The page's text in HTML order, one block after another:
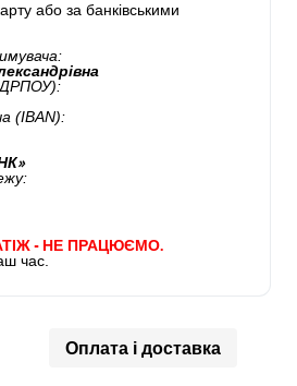
або за банківськими
(IBAN):
- НЕ ПРАЦЮЄМО.
час.
Оплата і доставка